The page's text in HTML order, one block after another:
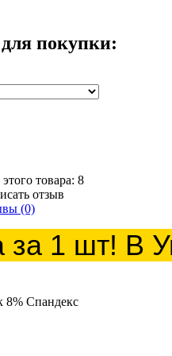
покупки:
товара: 8
отзыв
(0)
за 1 шт! В
8% Спандекс